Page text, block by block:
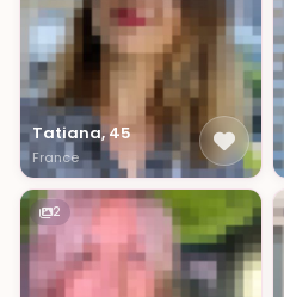
Tatiana, 45
France
2